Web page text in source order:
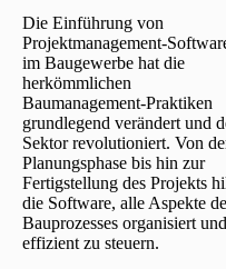
Die Einführung von
Projektmanagement-
im Baugewerbe hat die
herkömmlichen
Baumanagement-Praktiken
grundlegend verändert und
Sektor revolutioniert. Von
Planungsphase bis hin zur
Fertigstellung des Projekts
die Software, alle Aspekte
Bauprozesses organisiert und
effizient zu steuern.